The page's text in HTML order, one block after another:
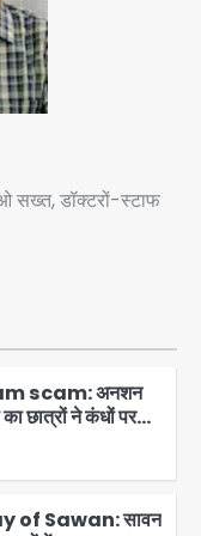
सख्त, डॉक्टरों-स्टाफ
Gherao:
की मांग पर अड़े
तैनात
अस्पताल में भर्ती
scam: अनशन
छात्रों ने कंधों पर
of Sawan: सावन